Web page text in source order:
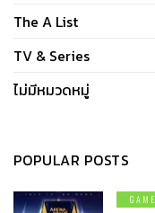
The A List
TV & Series
ไม่มีหมวดหมู่
POPULAR POSTS
GAME